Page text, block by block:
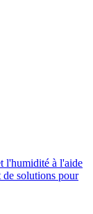
l'humidité à l'aide
de solutions pour